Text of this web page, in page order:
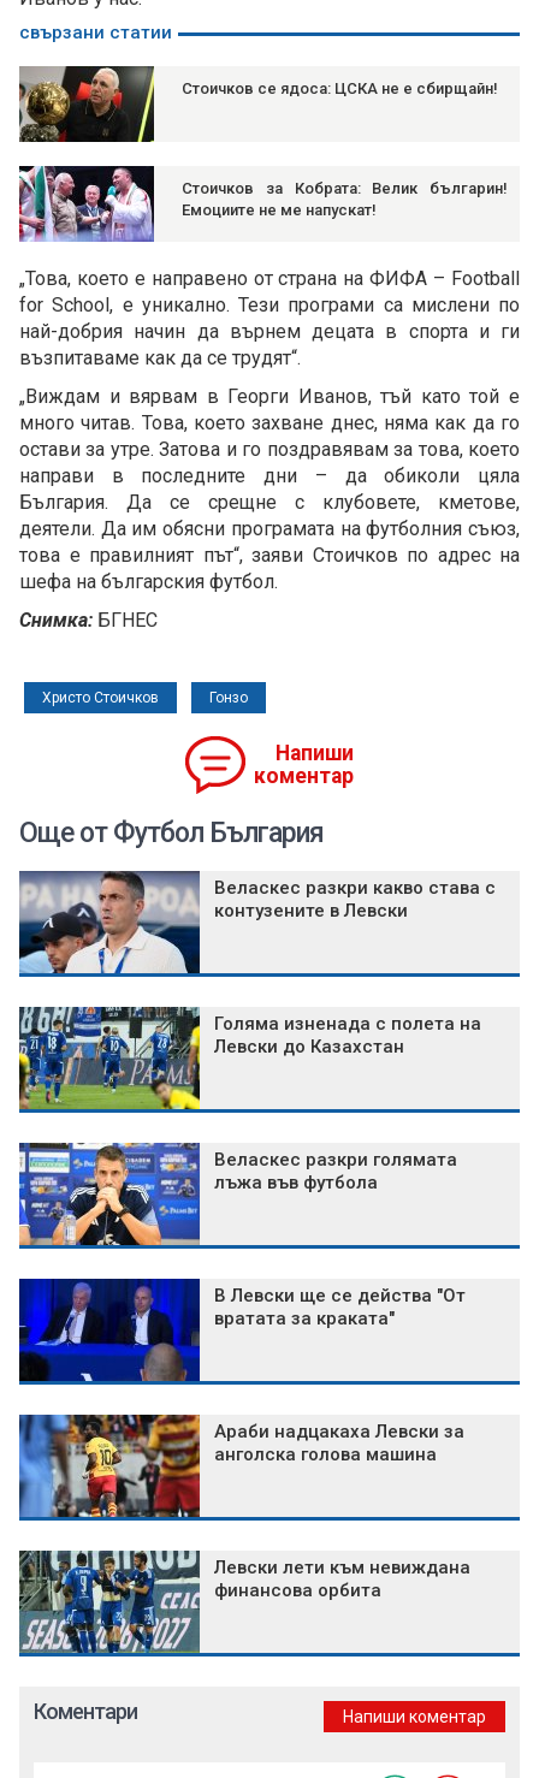
свързани статии
Стоичков се ядоса: ЦСКА не е сбирщайн!
Стоичков за Кобрата: Велик българин!
Емоциите не ме напускат!
„Това, което е направено от страна на ФИФА – Football
for School, е уникално. Тези програми са мислени по
най-добрия начин да върнем децата в спорта и ги
възпитаваме как да се трудят“.
„Виждам и вярвам в Георги Иванов, тъй като той е
много читав. Това, което захване днес, няма как да го
остави за утре. Затова и го поздравявам за това, което
направи в последните дни – да обиколи цяла
България. Да се срещне с клубовете, кметове,
деятели. Да им обясни програмата на футболния съюз,
това е правилният път“, заяви Стоичков по адрес на
шефа на българския футбол.
Снимка: БГНЕС
Христо Стоичков Гонзо
Напиши
коментар
Още от Футбол България
Веласкес разкри какво става с
контузените в Левски
Голяма изненада с полета на
Левски до Казахстан
Веласкес разкри голямата
лъжа във футбола
В Левски ще се действа "От
вратата за краката"
Араби надцакаха Левски за
анголска голова машина
Левски лети към невиждана
финансова орбита
Коментари Напиши коментар